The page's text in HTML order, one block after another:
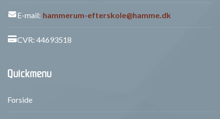
E-mail: hammerum-efterskole@hamme.dk
CVR: 44693518
Quickmenu
Forside